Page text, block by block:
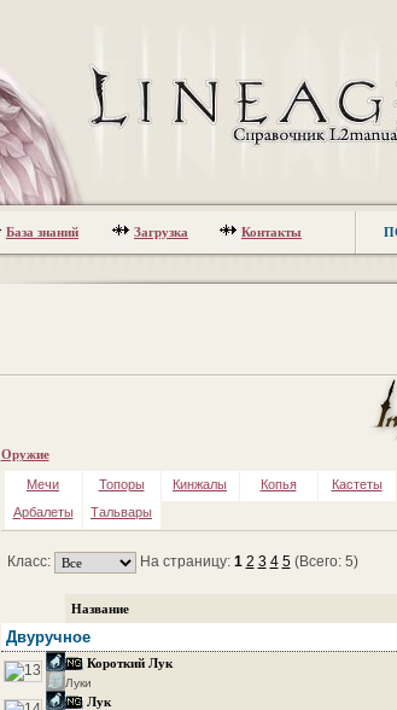
База знаний Загрузка Контакты
Оружие
Мечи Топоры Кинжалы Копья Кастеты
Арбалеты
Тальвары
Класс: На страницу: 1 2 3 4 5(Всего: 5)
Название
Двуручное
Короткий Лук
Луки
Лук